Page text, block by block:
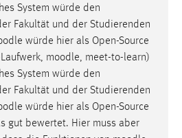
System würde den
Fakultät und der Studierenden
würde hier als Open-Source
moodle, meet-to-learn)
System würde den
Fakultät und der Studierenden
würde hier als Open-Source
gut bewertet. Hier muss aber